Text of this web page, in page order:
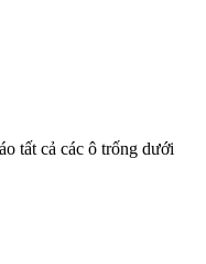
tất cả các ô trống dưới